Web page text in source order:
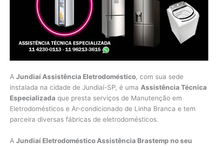
A Jundiaí Assistência Eletrodoméstico, com sua sede
instalada na cidade de Jundiaí-SP, é uma Assistência Técnica
Especializada que presta serviços de Manutenção em
Eletrodomésticos e Ar-condicionado de Linha Branca e tem
parceira diversas fábricas de eletrodomésticos.
A Jundiaí Eletrodoméstico Assistência Brastemp no seu